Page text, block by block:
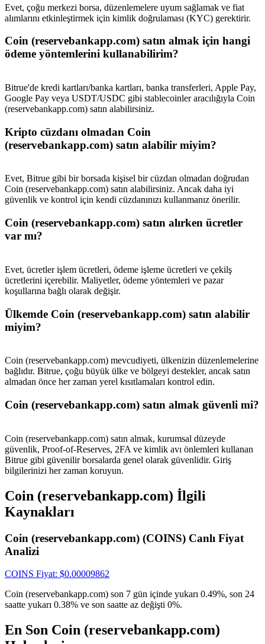
USDT New User Exclusive 10% APR
New Listing Futures Fest
Trade New Futures, Win 200,000 USDT
Crypto World Cup 2026: Grand Finale
77,777+3k Rewards
Daha Fazla Etkinlik
Ödül Merkezi
Evet, çoğu merkezi borsa, düzenlemelere uyum sağlamak ve fiat
alımlarını etkinleştirmek için kimlik doğrulaması (KYC) gerektirir.
Coin (reservebankapp.com) satın almak için hangi
ödeme yöntemlerini kullanabilirim?
Bitrue'de kredi kartları/banka kartları, banka transferleri, Apple Pay,
Google Pay veya USDT/USDC gibi stablecoinler aracılığıyla Coin
(reservebankapp.com) satın alabilirsiniz.
Kripto cüzdanı olmadan Coin
(reservebankapp.com) satın alabilir miyim?
Evet, Bitrue gibi bir borsada kişisel bir cüzdan olmadan doğrudan
Coin (reservebankapp.com) satın alabilirsiniz. Ancak daha iyi
güvenlik ve kontrol için kendi cüzdanınızı kullanmanız önerilir.
Coin (reservebankapp.com) satın alırken ücretler
var mı?
Evet, ücretler işlem ücretleri, ödeme işleme ücretleri ve çekilş
ücretlerini içerebilir. Maliyetler, ödeme yöntemleri ve pazar
koşullarına bağlı olarak değişir.
Ülkemde Coin (reservebankapp.com) satın alabilir
miyim?
Coin (reservebankapp.com) mevcudiyeti, ülkenizin düzenlemelerine
bağlıdır. Bitrue, çoğu büyük ülke ve bölgeyi destekler, ancak satın
almadan önce her zaman yerel kısıtlamaları kontrol edin.
Coin (reservebankapp.com) satın almak güvenli mi?
Coin (reservebankapp.com) satın almak, kurumsal düzeyde
güvenlik, Proof-of-Reserves, 2FA ve kimlik avı önlemleri kullanan
Bitrue gibi güvenilir borsalarda genel olarak güvenlidir. Giriş
bilgilerinizi her zaman koruyun.
Coin (reservebankapp.com) İlgili
Kaynakları
Coin (reservebankapp.com) (COINS) Canlı Fiyat
Analizi
COINS Fiyat: $0.00009862
Coin (reservebankapp.com) son 7 gün içinde yukarı 0.49%, son 24
saatte yukarı 0.38% ve son saatte az değişti 0%.
En Son Coin (reservebankapp.com)